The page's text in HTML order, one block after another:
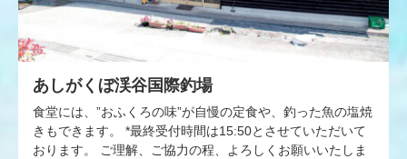
あしがくぼ渓谷国際釣場
食堂には、”おふくろの味”が自慢の定食や、釣った魚の塩焼
きもできます。 *最終受付時間は15:50とさせていただいて
おります。 ご理解、ご協力の程、よろしくお願いいたしま